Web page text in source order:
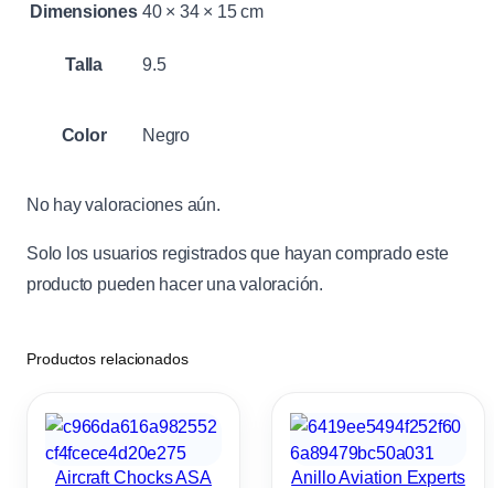
Dimensiones 40 × 34 × 15 cm
Talla 9.5
Color Negro
No hay valoraciones aún.
Solo los usuarios registrados que hayan comprado este
producto pueden hacer una valoración.
Productos relacionados
Aircraft Chocks ASA Anillo Aviation Experts